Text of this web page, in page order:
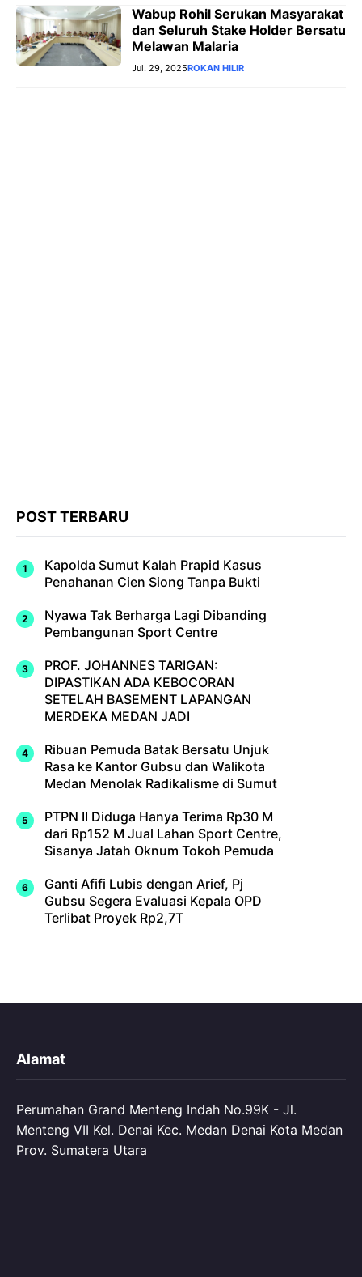
Wabup Rohil Serukan Masyarakat
dan Seluruh Stake Holder Bersatu
Melawan Malaria
Jul. 29, 2025ROKAN HILIR
POST TERBARU
Kapolda Sumut Kalah Prapid Kasus
Penahanan Cien Siong Tanpa Bukti
Nyawa Tak Berharga Lagi Dibanding
Pembangunan Sport Centre
PROF. JOHANNES TARIGAN:
DIPASTIKAN ADA KEBOCORAN
SETELAH BASEMENT LAPANGAN
MERDEKA MEDAN JADI
Ribuan Pemuda Batak Bersatu Unjuk
Rasa ke Kantor Gubsu dan Walikota
Medan Menolak Radikalisme di Sumut
PTPN II Diduga Hanya Terima Rp30 M
dari Rp152 M Jual Lahan Sport Centre,
Sisanya Jatah Oknum Tokoh Pemuda
Ganti Afifi Lubis dengan Arief, Pj
Gubsu Segera Evaluasi Kepala OPD
Terlibat Proyek Rp2,7T
Alamat
Perumahan Grand Menteng Indah No.99K - Jl.
Menteng VII Kel. Denai Kec. Medan Denai Kota Medan
Prov. Sumatera Utara